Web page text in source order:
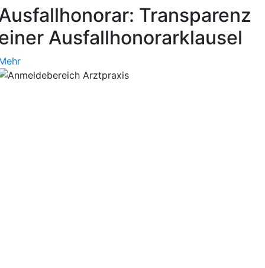
Transparenz
Ausfallhonorarklausel